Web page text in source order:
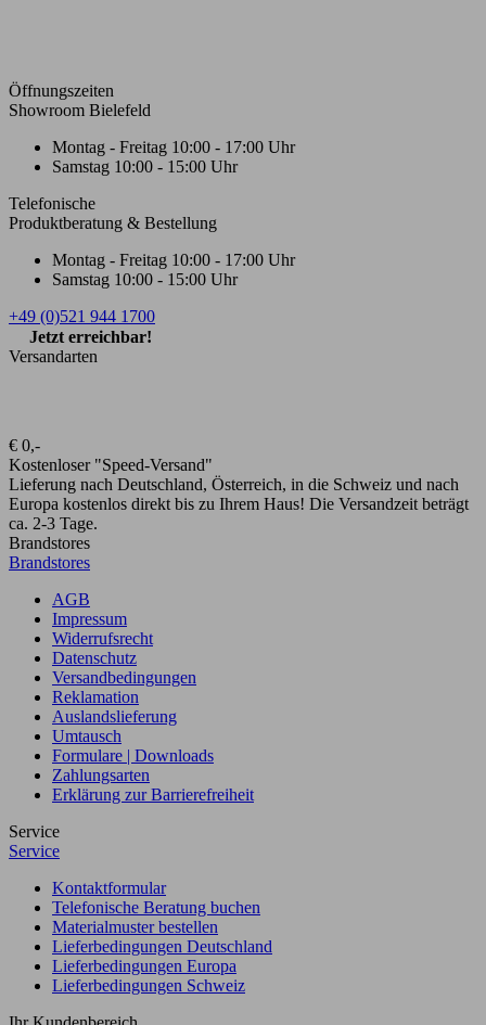
Öffnungszeiten
Showroom Bielefeld
Montag - Freitag 10:00 - 17:00 Uhr
Samstag 10:00 - 15:00 Uhr
Telefonische
Produktberatung & Bestellung
Montag - Freitag 10:00 - 17:00 Uhr
Samstag 10:00 - 15:00 Uhr
+49 (0)521 944 1700
Jetzt erreichbar!
Versandarten
€ 0,-
Kostenloser "Speed-Versand"
Lieferung nach Deutschland, Österreich, in die Schweiz und nach
Europa kostenlos direkt bis zu Ihrem Haus! Die Versandzeit beträgt
ca. 2-3 Tage.
Brandstores
Brandstores
AGB
Impressum
Widerrufsrecht
Datenschutz
Versandbedingungen
Reklamation
Auslandslieferung
Umtausch
Formulare | Downloads
Zahlungsarten
Erklärung zur Barrierefreiheit
Service
Service
Kontaktformular
Telefonische Beratung buchen
Materialmuster bestellen
Lieferbedingungen Deutschland
Lieferbedingungen Europa
Lieferbedingungen Schweiz